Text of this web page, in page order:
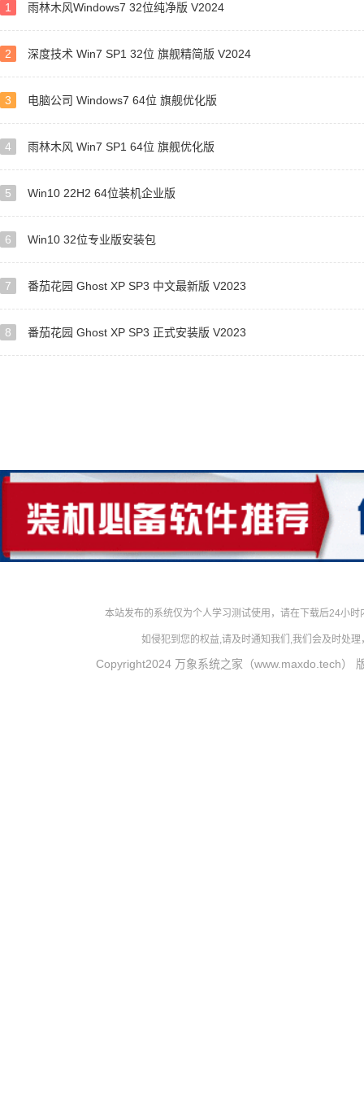
1 雨林木风Windows7 32位纯净版 V2024
2 深度技术 Win7 SP1 32位 旗舰精简版 V2024
3 电脑公司 Windows7 64位 旗舰优化版
4 雨林木风 Win7 SP1 64位 旗舰优化版
5 Win10 22H2 64位装机企业版
6 Win10 32位专业版安装包
7 番茄花园 Ghost XP SP3 中文最新版 V2023
8 番茄花园 Ghost XP SP3 正式安装版 V2023
本站发布的系统仅为个人学习测试使用，请在下载后24小
如侵犯到您的权益,请及时通知我们,我们会及时处
Copyright2024 万象系统之家（www.maxdo.tech）